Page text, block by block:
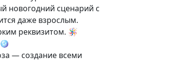
новогодний сценарий с
даже взрослым.
реквизитом. 🪅
— создание всеми